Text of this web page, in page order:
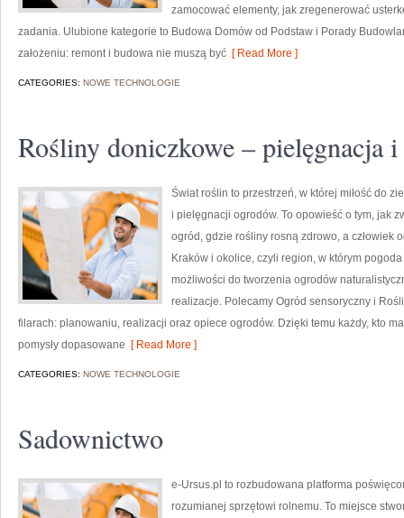
zamocować elementy, jak zregenerować
zadania. Ulubione kategorie to Budowa Domów od Podstaw i Porady
założeniu: remont i budowa nie muszą być [ Read More ]
CATEGORIES: NOWE TECHNOLOGIE
Rośliny doniczkowe – pielęgnacja
Świat roślin to przestrzeń, w której miłość do
i pielęgnacji ogrodów. To opowieść o tym, jak
ogród, gdzie rośliny rosną zdrowo, a człowiek
Kraków i okolice, czyli region, w którym
możliwości do tworzenia ogrodów
realizacje. Polecamy Ogród sensoryczny i
filarach: planowaniu, realizacji oraz opiece ogrodów. Dzięki temu każdy, kto
pomysły dopasowane [ Read More ]
CATEGORIES: NOWE TECHNOLOGIE
Sadownictwo
e-Ursus.pl to rozbudowana platforma
rozumianej sprzętowi rolnemu. To miejsce